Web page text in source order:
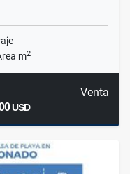
m2
Venta
USD